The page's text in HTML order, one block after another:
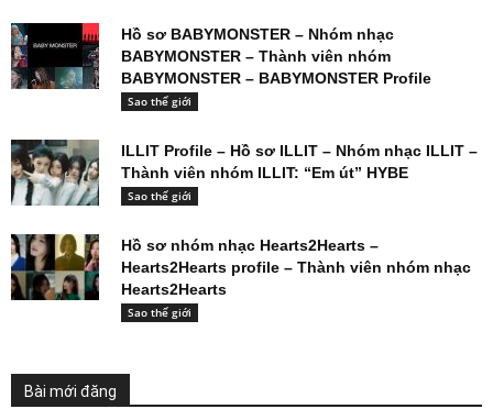
Hồ sơ BABYMONSTER – Nhóm nhạc
BABYMONSTER – Thành viên nhóm
BABYMONSTER – BABYMONSTER Profile
Sao thế giới
ILLIT Profile – Hồ sơ ILLIT – Nhóm nhạc ILLIT –
Thành viên nhóm ILLIT: “Em út” HYBE
Sao thế giới
Hồ sơ nhóm nhạc Hearts2Hearts –
Hearts2Hearts profile – Thành viên nhóm nhạc
Hearts2Hearts
Sao thế giới
Bài mới đăng